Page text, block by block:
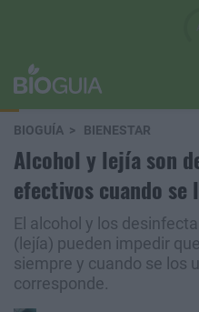
BIOGUÍA BIENESTAR
Alcohol y lejía son
efectivos cuando se
El alcohol y los
(lejía) pueden impedir
siempre y cuando se los
corresponde.